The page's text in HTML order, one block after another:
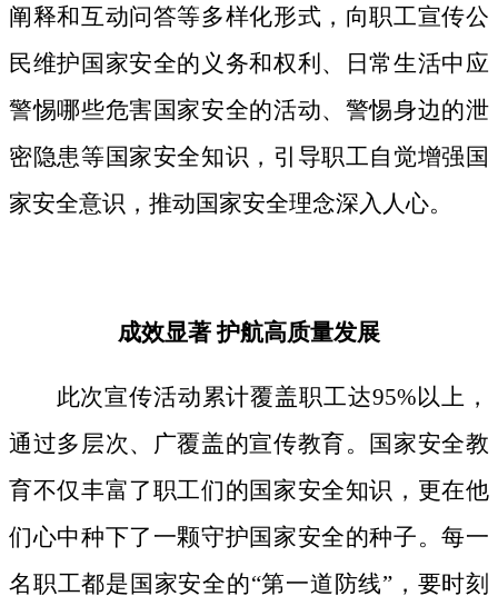
阐释和互动问答等多样化形式，向职工宣传公
民维护国家安全的义务和权利、日常生活中应
警惕哪些危害国家安全的活动、警惕身边的泄
密隐患等国家安全知识，引导职工自觉增强国
家安全意识，推动国家安全理念深入人心。
成效显著护航高质量发展
此次宣传活动累计覆盖职工达95%以上，
通过多层次、广覆盖的宣传教育。国家安全教
育不仅丰富了职工们的国家安全知识，更在他
们心中种下了一颗守护国家安全的种子。每一
名职工都是国家安全的“第一道防线”，要时刻